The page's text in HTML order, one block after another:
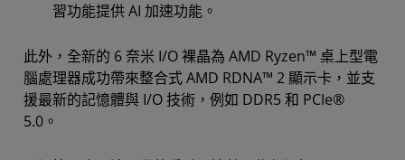
習功能提供 AI 加速功能。
此外，全新的 6 奈米 I/O 裸晶為 AMD Ryzen™ 桌上型電
腦處理器成功帶來整合式 AMD RDNA™ 2 顯示卡，並支
援最新的記憶體與 I/O 技術，例如 DDR5 和 PCIe®
5.0。